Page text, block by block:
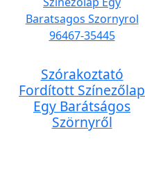
Szórakoztató
Fordított Színezőlap
Egy Barátságos
Szörnyről